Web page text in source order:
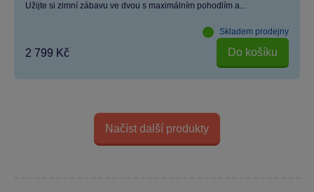
Užijte si zimní zábavu ve dvou s maximálním pohodlím a...
Skladem prodejny
2 799 Kč Do košíku
Načíst další produkty